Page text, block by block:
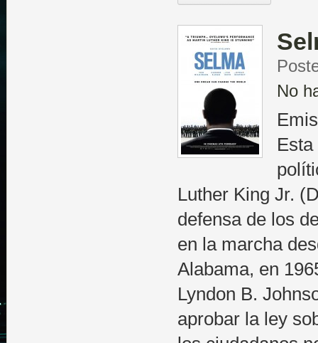
No
Luther King Jr.
defensa de los
en la marcha
Alabama, en
Lyndon B.
aprobar la ley